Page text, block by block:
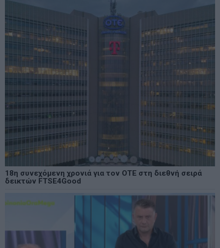
18η συνεχόμενη χρονιά για τον ΟΤΕ στη διεθνή σειρά
δεικτών FTSE4Good